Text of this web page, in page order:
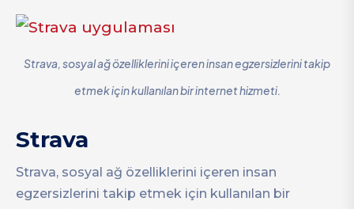
Strava, sosyal ağ özelliklerini içeren insan egzersizlerini takip
etmek için kullanılan bir internet hizmeti.
Strava
Strava, sosyal ağ özelliklerini içeren insan
egzersizlerini takip etmek için kullanılan bir